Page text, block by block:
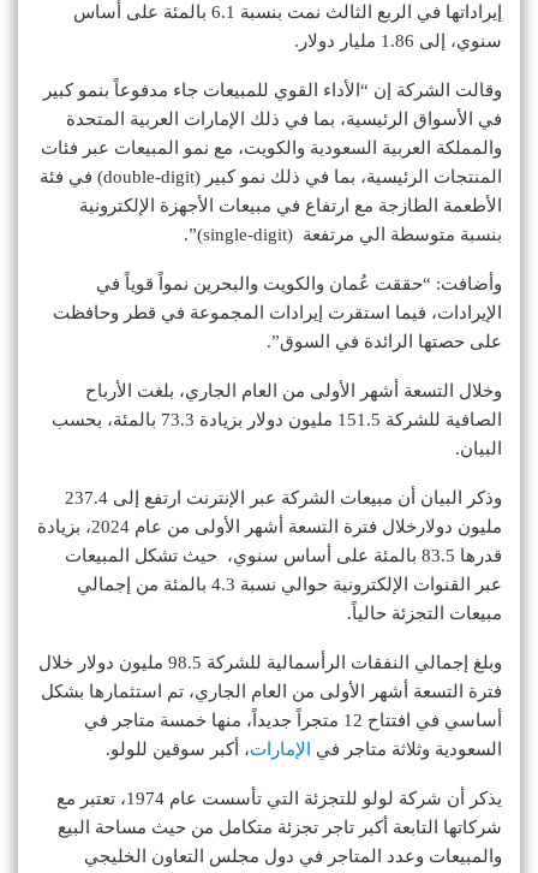
إيراداتها في الربع الثالث نمت بنسبة 6.1 بالمئة على أساس
سنوي، إلى 1.86 مليار دولار.
وقالت الشركة إن “الأداء القوي للمبيعات جاء مدفوعاً بنمو كبير
في الأسواق الرئيسية، بما في ذلك الإمارات العربية المتحدة
والمملكة العربية السعودية والكويت، مع نمو المبيعات عبر فئات
المنتجات الرئيسية، بما في ذلك نمو كبير (double-digit) في فئة
الأطعمة الطازجة مع ارتفاع في مبيعات الأجهزة الإلكترونية
بنسبة متوسطة الي مرتفعة (single-digit)”.
وأضافت: “حققت عُمان والكويت والبحرين نمواً قوياً في
الإيرادات، فيما استقرت إيرادات المجموعة في قطر وحافظت
على حصتها الرائدة في السوق”.
وخلال التسعة أشهر الأولى من العام الجاري، بلغت الأرباح
الصافية للشركة 151.5 مليون دولار بزيادة 73.3 بالمئة، بحسب
البيان.
وذكر البيان أن مبيعات الشركة عبر الإنترنت ارتفع إلى 237.4
مليون دولارخلال فترة التسعة أشهر الأولى من عام 2024، بزيادة
قدرها 83.5 بالمئة على أساس سنوي، حيث تشكل المبيعات
عبر القنوات الإلكترونية حوالي نسبة 4.3 بالمئة من إجمالي
مبيعات التجزئة حالياً.
وبلغ إجمالي النفقات الرأسمالية للشركة 98.5 مليون دولار خلال
فترة التسعة أشهر الأولى من العام الجاري، تم استثمارها بشكل
أساسي في افتتاح 12 متجراً جديداً، منها خمسة متاجر في
السعودية وثلاثة متاجر في
الإمارات، أكبر سوقين للولو.
يذكر أن شركة لولو للتجزئة التي تأسست عام 1974، تعتبر مع
شركاتها التابعة أكبر تاجر تجزئة متكامل من حيث مساحة البيع
والمبيعات وعدد المتاجر في دول مجلس التعاون الخليجي